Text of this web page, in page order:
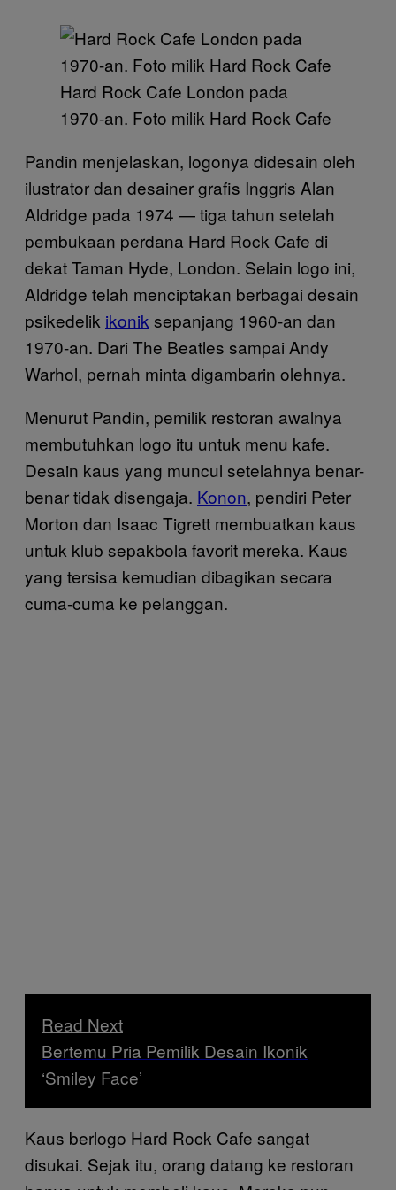
Hard Rock Cafe London pada
1970-an. Foto milik Hard Rock Cafe
Pandin menjelaskan, logonya didesain oleh
ilustrator dan desainer grafis Inggris Alan
Aldridge pada 1974 — tiga tahun setelah
pembukaan perdana Hard Rock Cafe di
dekat Taman Hyde, London. Selain logo ini,
Aldridge telah menciptakan berbagai desain
psikedelik ikonik sepanjang 1960-an dan
1970-an. Dari The Beatles sampai Andy
Warhol, pernah minta digambarin olehnya.
Menurut Pandin, pemilik restoran awalnya
membutuhkan logo itu untuk menu kafe.
Desain kaus yang muncul setelahnya benar-
benar tidak disengaja. Konon, pendiri Peter
Morton dan Isaac Tigrett membuatkan kaus
untuk klub sepakbola favorit mereka. Kaus
yang tersisa kemudian dibagikan secara
cuma-cuma ke pelanggan.
Read Next
Bertemu Pria Pemilik Desain Ikonik
‘Smiley Face’
Kaus berlogo Hard Rock Cafe sangat
disukai. Sejak itu, orang datang ke restoran